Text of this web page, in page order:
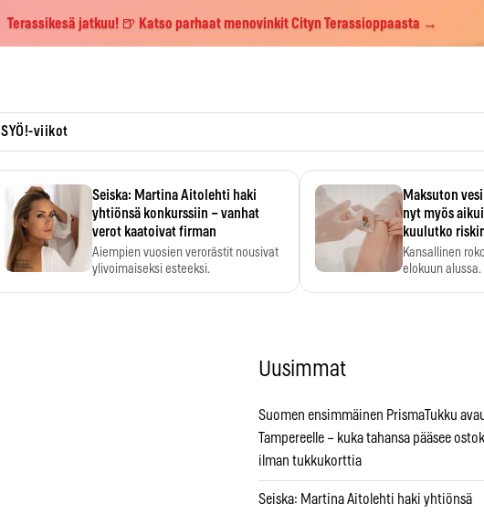
Terassikesä jatkuu! 🍺 Katso parhaat menovinkit Cityn Terassioppaasta →
SYÖ!-viikot
Seiska: Martina Aitolehti haki
yhtiönsä konkurssiin – vanhat
verot kaatoivat firman
Aiempien vuosien verorästit nousivat
ylivoimaiseksi esteeksi.
Maksuton
nyt myös
kuulutko
Kansallinen
elokuun alussa.
Uusimmat
Suomen ensimmäinen PrismaTukku
Tampereelle – kuka tahansa pääsee
ilman tukkukorttia
Seiska: Martina Aitolehti haki yhtiönsä